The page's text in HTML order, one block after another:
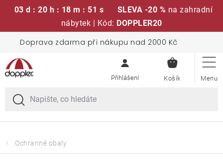
03 d : 20 h : 18 m : 51 s SLEVA -20 % na zahradní
nábytek | Kód: DOPPLER20
obsah
Doprava zdarma při nákupu nad 2000 Kč
KOŠÍK
Sedací soupravy
Slunečníky
Křesla a židle
Ochranné obaly